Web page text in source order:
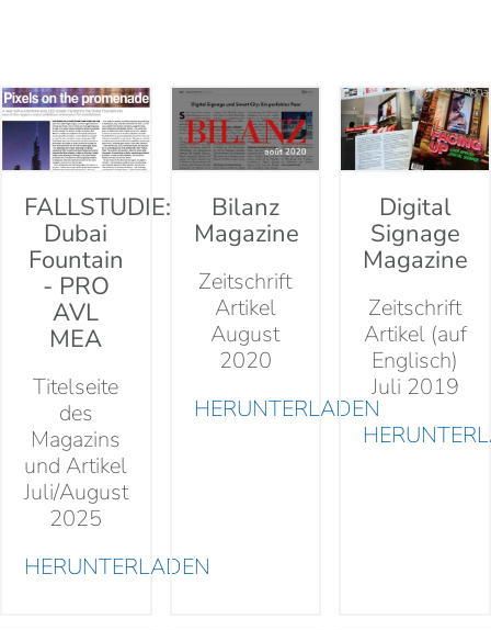
FALLSTUDIE:
Dubai
Fountain
- PRO
AVL
MEA
Titelseite
des
Magazins
und Artikel
Juli/August
2025
HERUNTERLADEN
Bilanz
Magazine
Zeitschrift
Artikel
August
2020
HERUNTERLADEN
Digital
Signage
Magazine
Zeitschrift
Artikel (auf
Englisch)
Juli 2019